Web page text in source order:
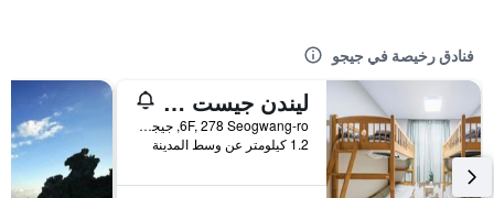
فنادق رخيصة في جيجو
ليندن جيست هاوس
6F, 278 Seogwang-ro, جيجو, كوريا الجنوبية
1.2 كيلومتر عن وسط المدينة